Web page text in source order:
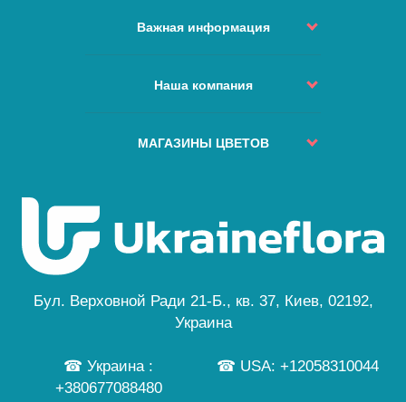
Контакты
Изменить или отменить заказ?
Важная информация
Условия использования
Безопасная оплата
Наша компания
Города доставок
Публичная Оферта
Персональные данные
МАГАЗИНЫ ЦВЕТОВ
Одесса
Днепр
а также еще 245 городов
Бул. Верховной Ради 21-Б., кв. 37, Киев, 02192,
Украина
☎ Украина :
+380677088480
☎ USA: +12058310044